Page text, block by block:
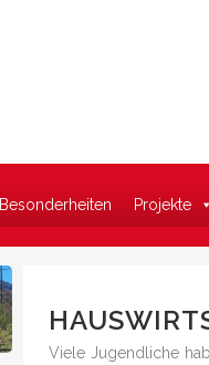
Besonderheiten Projekte
Viele Jugendliche